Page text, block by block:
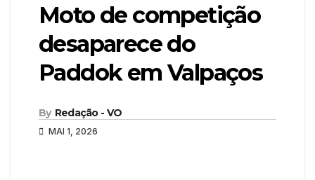
Moto de competição
desaparece do
Paddok em Valpaços
By Redação - VO
MAI 1, 2026